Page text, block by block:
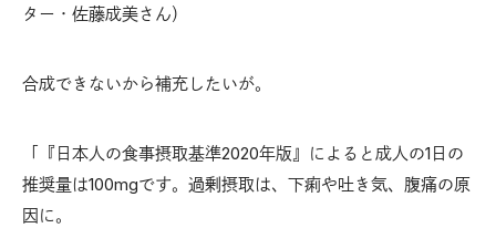
ター・佐藤成美さん）
合成できないから補充したいが。
「『日本人の食事摂取基準2020年版』によると成人の1日の
推奨量は100mgです。過剰摂取は、下痢や吐き気、腹痛の原
因に。